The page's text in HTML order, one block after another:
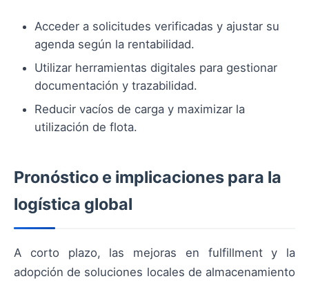
Acceder a solicitudes verificadas y ajustar su
agenda según la rentabilidad.
Utilizar herramientas digitales para gestionar
documentación y trazabilidad.
Reducir vacíos de carga y maximizar la
utilización de flota.
Pronóstico e implicaciones para la
logística global
A corto plazo, las mejoras en fulfillment y la
adopción de soluciones locales de almacenamiento